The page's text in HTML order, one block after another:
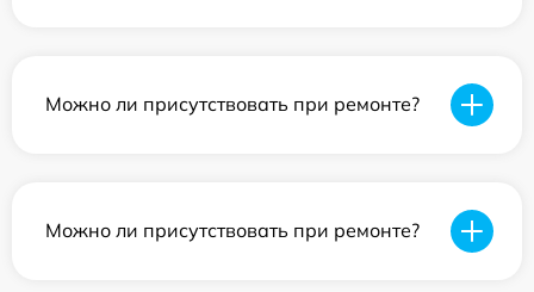
Можно ли присутствовать при ремонте?
Можно ли присутствовать при ремонте?